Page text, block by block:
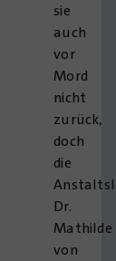
sie
auch
vor
Mord
nicht
zurück,
doch
die
Dr.
Mathilde
von